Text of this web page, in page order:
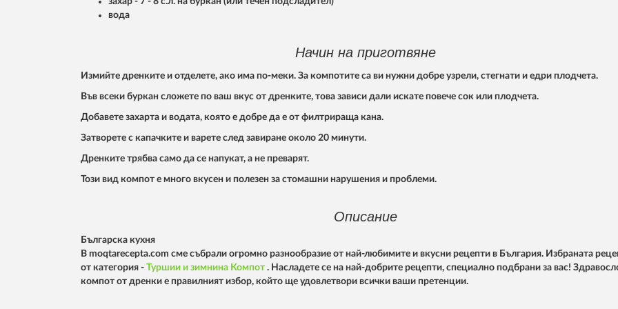
вода
Начин на приготвяне
Измийте дренките и отделете, ако има по-меки. За компотите са ви нужни добре узрели, стегнати и едри плодчета.
Във всеки буркан сложете по ваш вкус от дренките, това зависи дали искате повече сок или плодчета.
Добавете захарта и водата, която е добре да е от филтрираща кана.
Затворете с капачките и варете след завиране около 20 минути.
Дренките трябва само да се напукат, а не преварят.
Този вид компот е много вкусен и полезен за стомашни нарушения и проблеми.
Описание
Българска кухня
В moqtarecepta.com сме събрали огромно разнообразие от най-любимите и вкусни рецепти в България. Избраната
от категория - Туршии и зимнина Компот . Насладете се на най-добрите рецепти, специално подбрани за вас!
компот от дренки е правилният избор, който ще удовлетвори всички ваши претенции.